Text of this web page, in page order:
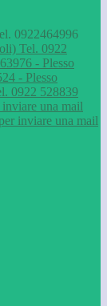
0922464996
Tel. 0922
- Plesso
- Plesso
0922 528839
una mail
inviare una mail